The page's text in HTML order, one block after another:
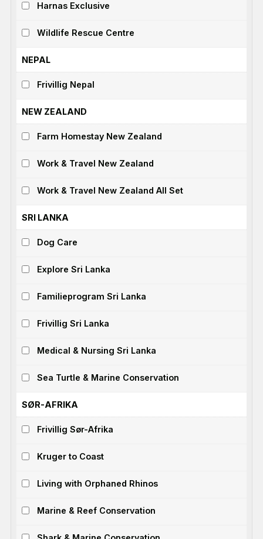
Harnas Exclusive
Wildlife Rescue Centre
NEPAL
Frivillig Nepal
NEW ZEALAND
Farm Homestay New Zealand
Work & Travel New Zealand
Work & Travel New Zealand All Set
SRI LANKA
Dog Care
Explore Sri Lanka
Familieprogram Sri Lanka
Frivillig Sri Lanka
Medical & Nursing Sri Lanka
Sea Turtle & Marine Conservation
SØR-AFRIKA
Frivillig Sør-Afrika
Kruger to Coast
Living with Orphaned Rhinos
Marine & Reef Conservation
Hva drømmer du om å
Velg 1 til 3 ting du er interessert i
BETALT ARBEID & KARRIERE